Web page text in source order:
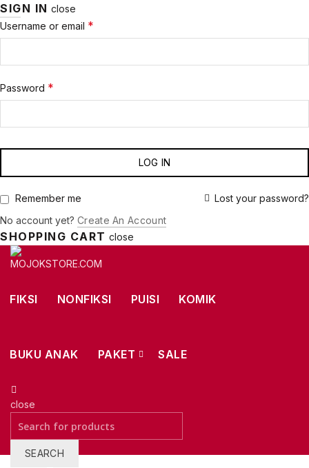
SIGN IN close
Username or email *
Password *
LOG IN
Lost your password?
Remember me
No account yet? Create An Account
SHOPPING CART close
FIKSI NONFIKSI PUISI KOMIK
BUKU ANAK PAKET SALE
close
for:
SEARCH